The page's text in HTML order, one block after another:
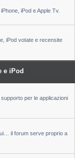
iPod e Apple Tv.
iPod votate e recensite
e iPod
per le applicazioni
il forum serve proprio a